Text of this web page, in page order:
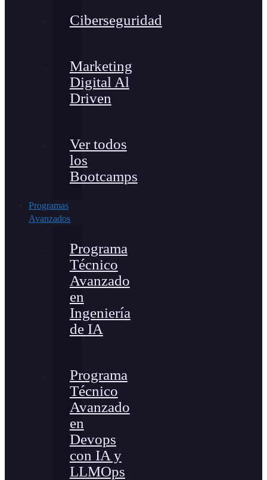
Ciberseguridad
Marketing
Digital Al
Driven
Ver todos
los
Bootcamps
Programas
Avanzados
Programa
Técnico
Avanzado
en
Ingeniería
de IA
Programa
Técnico
Avanzado
en
Devops
con IA y
LLMOps